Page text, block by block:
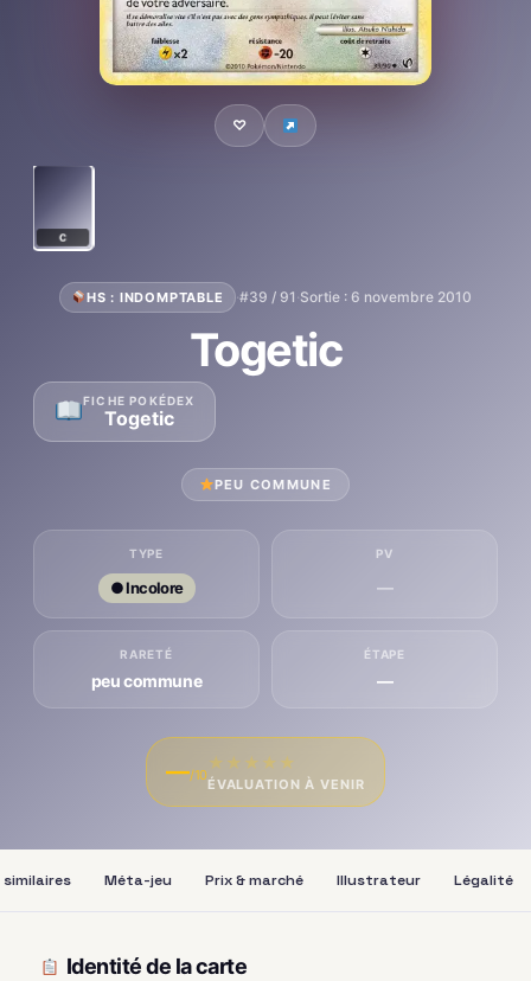
♡
C
HS : INDOMPTABLE ·#39 / 91 ·Sortie : 6 novembre 2010
Togetic
FICHE POKÉDEX
Togetic
PEU COMMUNE
TYPE
● Incolore
PV
—
RARETÉ
peu commune
ÉTAPE
—
—/10
★ ★ ★ ★ ★
ÉVALUATION À VENIR
Méta-jeu Prix & marché Illustrateur Légalité
Identité de la carte